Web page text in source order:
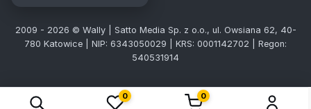
2009 - 2026 © Wally | Satto Media Sp. z o.o., ul. Owsiana 62, 40-
780 Katowice | NIP: 6343050029 | KRS: 0001142702 | Regon:
540531914
0 0